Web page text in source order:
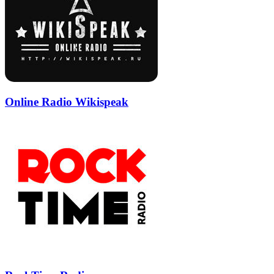
Online Radio Wikispeak